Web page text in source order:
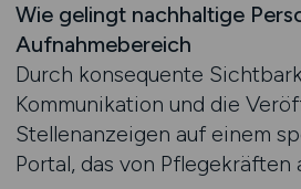
Wie gelingt nachhaltige
Aufnahmebereich
Durch konsequente
Kommunikation und die
Stellenanzeigen auf einem
Portal, das von